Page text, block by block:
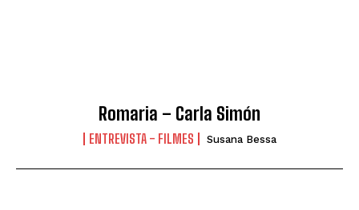
Romaria – Carla Simón
ENTREVISTA - FILMES Susana Bessa